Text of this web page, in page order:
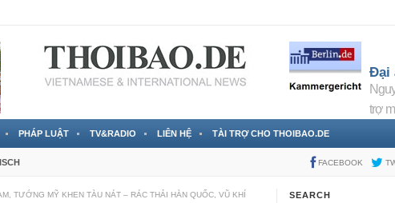
Đại
trợ
PHÁP LUẬT TV&RADIO LIÊN HỆ TÀI TRỢ CHO THOIBAO.DE
FACEBOOK
TƯỚNG MỸ KHEN TÀU NÁT – RÁC THẢI HÀN QUỐC, VŨ KHÍ
SEARCH